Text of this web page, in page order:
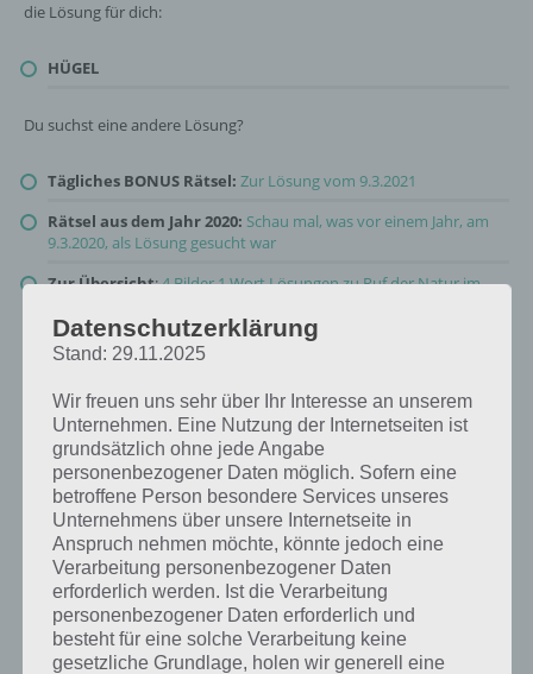
die Lösung für dich:
HÜGEL
Du suchst eine andere Lösung?
Tägliches BONUS Rätsel: Zur Lösung vom 9.3.2021
Rätsel aus dem Jahr 2020: Schau mal, was vor einem Jahr, am
9.3.2020, als Lösung gesucht war
Zur Übersicht:4 Bilder 1 Wort Lösungen zu Ruf der Natur im
Datenschutzerklärung
Stand: 29.11.2025
Wir freuen uns sehr über Ihr Interesse an unserem
Unternehmen. Eine Nutzung der Internetseiten ist
grundsätzlich ohne jede Angabe
personenbezogener Daten möglich. Sofern eine
betroffene Person besondere Services unseres
Unternehmens über unsere Internetseite in
Anspruch nehmen möchte, könnte jedoch eine
Verarbeitung personenbezogener Daten
erforderlich werden. Ist die Verarbeitung
personenbezogener Daten erforderlich und
besteht für eine solche Verarbeitung keine
gesetzliche Grundlage, holen wir generell eine